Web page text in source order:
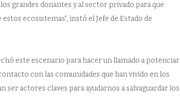
grandes donantes y al sector privado para que
ecosistemas”, instó el Jefe de Estado de
este escenario para hacer un llamado a potenciar
con las comunidades que han vivido en los
actores claves para ayudarnos a salvaguardar los